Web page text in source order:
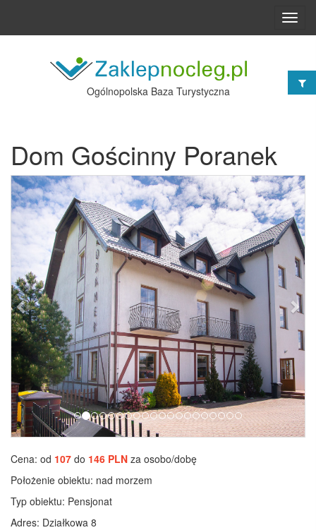
Ogólnopolska Baza Turystyczna
Dom Gościnny Poranek
Poprzednie
Cena: od 107 do 146 PLN za osobo/dobę
Położenie obiektu: nad morzem
Typ obiektu: Pensjonat
Adres: Działkowa 8